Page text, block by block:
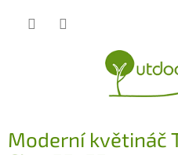
Moderní květináč